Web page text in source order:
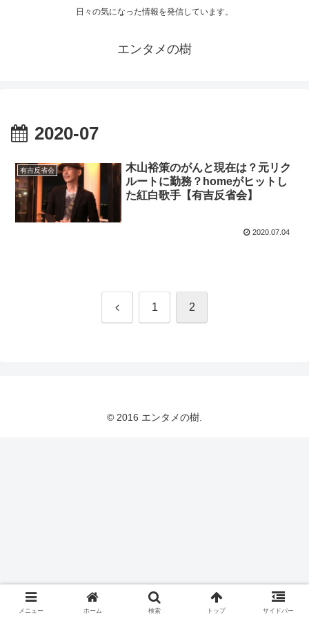
日々の気になった情報を発信しています。
エンタメの樹
2020-07
有吉反省会
木山裕策のがんと現在は？元リク
ルートに勤務？homeがヒットし
た紅白歌手【有吉反省会】
2020.07.04
前 1 2
© 2016 エンタメの樹.
メニュー ホーム 検索 トップ サイドバー